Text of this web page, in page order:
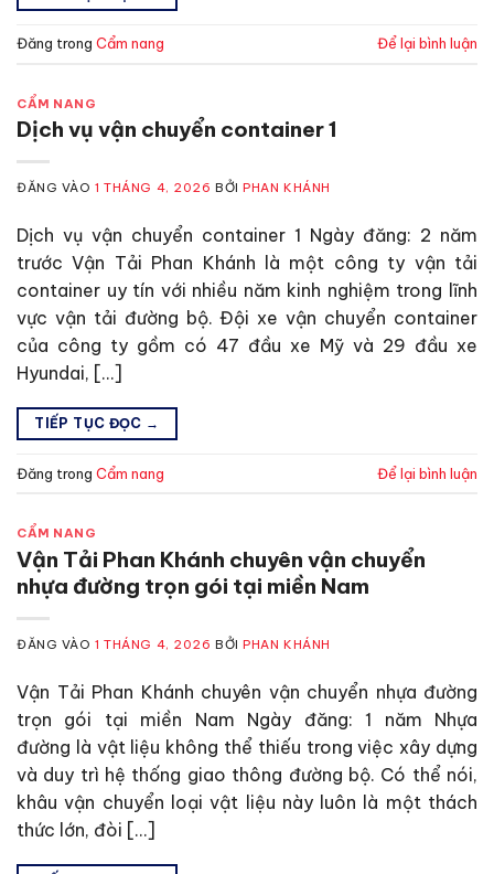
Đăng trong Cẩm nang Để lại bình luận
CẨM NANG
Dịch vụ vận chuyển container 1
ĐĂNG VÀO1 THÁNG 4, 2026 BỞIPHAN KHÁNH
Dịch vụ vận chuyển container 1 Ngày đăng: 2 năm
trước Vận Tải Phan Khánh là một công ty vận tải
container uy tín với nhiều năm kinh nghiệm trong lĩnh
vực vận tải đường bộ. Đội xe vận chuyển container
của công ty gồm có 47 đầu xe Mỹ và 29 đầu xe
Hyundai, […]
TIẾP TỤC ĐỌC →
Đăng trong Cẩm nang Để lại bình luận
CẨM NANG
Vận Tải Phan Khánh chuyên vận chuyển
nhựa đường trọn gói tại miền Nam
ĐĂNG VÀO1 THÁNG 4, 2026 BỞIPHAN KHÁNH
Vận Tải Phan Khánh chuyên vận chuyển nhựa đường
trọn gói tại miền Nam Ngày đăng: 1 năm Nhựa
đường là vật liệu không thể thiếu trong việc xây dựng
và duy trì hệ thống giao thông đường bộ. Có thể nói,
khâu vận chuyển loại vật liệu này luôn là một thách
thức lớn, đòi […]